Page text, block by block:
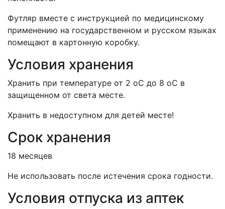
Футляр вместе с инструкцией по медицинскому
применению на государственном и русском языках
помещают в картонную коробку.
Условия хранения
Хранить при температуре от 2 оС до 8 оС в
защищенном от света месте.
Хранить в недоступном для детей месте!
Срок хранения
18 месяцев
Не использовать после истечения срока годности.
Условия отпуска из аптек